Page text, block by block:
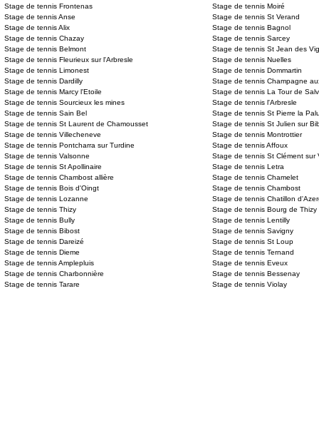
Stage de tennis Frontenas
Stage de tennis Moiré
Stage de tennis Anse
Stage de tennis St Verand
Stage de tennis Alix
Stage de tennis Bagnol
Stage de tennis Chazay
Stage de tennis Sarcey
Stage de tennis Belmont
Stage de tennis St Jean des
Stage de tennis Fleurieux sur l'Arbresle
Stage de tennis Nuelles
Stage de tennis Limonest
Stage de tennis Dommartin
Stage de tennis Dardilly
Stage de tennis Champagne
Stage de tennis Marcy l'Etoile
Stage de tennis La Tour de
Stage de tennis Sourcieux les mines
Stage de tennis l'Arbresle
Stage de tennis Sain Bel
Stage de tennis St Pierre la
Stage de tennis St Laurent de Chamousset
Stage de tennis St Julien sur
Stage de tennis Villecheneve
Stage de tennis Montrottier
Stage de tennis Pontcharra sur Turdine
Stage de tennis Affoux
Stage de tennis Valsonne
Stage de tennis St Clément sur
Stage de tennis St Apollinaire
Stage de tennis Letra
Stage de tennis Chambost allière
Stage de tennis Chamelet
Stage de tennis Bois d'Oingt
Stage de tennis Chambost
Stage de tennis Lozanne
Stage de tennis Chatillon
Stage de tennis Thizy
Stage de tennis Bourg de Thizy
Stage de tennis Bully
Stage de tennis Lentilly
Stage de tennis Bibost
Stage de tennis Savigny
Stage de tennis Dareizé
Stage de tennis St Loup
Stage de tennis Dieme
Stage de tennis Ternand
Stage de tennis Amplepluis
Stage de tennis Eveux
Stage de tennis Charbonnière
Stage de tennis Bessenay
Stage de tennis Tarare
Stage de tennis Violay